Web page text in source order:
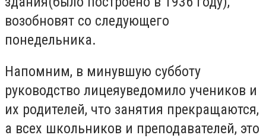
возобновят со следующего
понедельника.
Напомним, в минувшую субботу
руководство лицеяуведомило учеников и
их родителей, что занятия прекращаются,
а всех школьников и преподавателей, это